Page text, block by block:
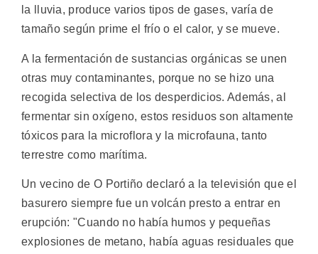
la lluvia, produce varios tipos de gases, varía de
tamaño según prime el frío o el calor, y se mueve.
A la fermentación de sustancias orgánicas se unen
otras muy contaminantes, porque no se hizo una
recogida selectiva de los desperdicios. Además, al
fermentar sin oxígeno, estos residuos son altamente
tóxicos para la microflora y la microfauna, tanto
terrestre como marítima.
Un vecino de O Portiño declaró a la televisión que el
basurero siempre fue un volcán presto a entrar en
erupción: "Cuando no había humos y pequeñas
explosiones de metano, había aguas residuales que